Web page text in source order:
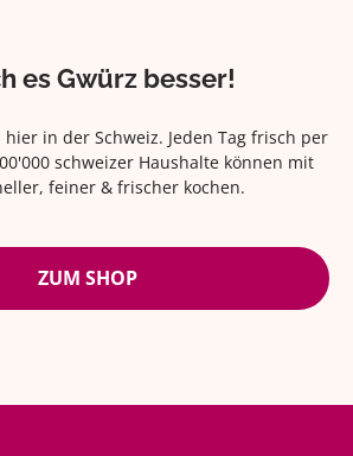
es Gwürz besser!
in der Schweiz. Jeden Tag frisch per
schweizer Haushalte können mit
feiner & frischer kochen.
ZUM SHOP